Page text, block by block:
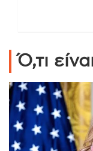
Ό,τι